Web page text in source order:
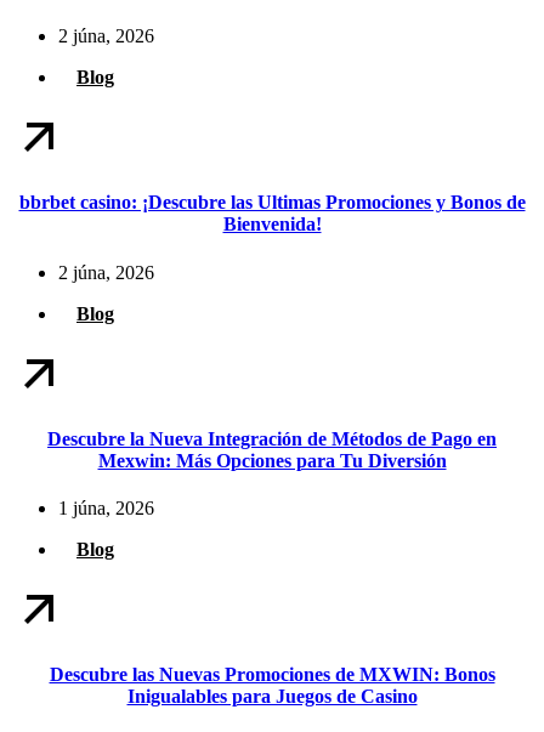
2 júna, 2026
Blog
bbrbet casino: ¡Descubre las Ultimas Promociones y Bonos de
Bienvenida!
2 júna, 2026
Blog
Descubre la Nueva Integración de Métodos de Pago en
Mexwin: Más Opciones para Tu Diversión
1 júna, 2026
Blog
Descubre las Nuevas Promociones de MXWIN: Bonos
Inigualables para Juegos de Casino